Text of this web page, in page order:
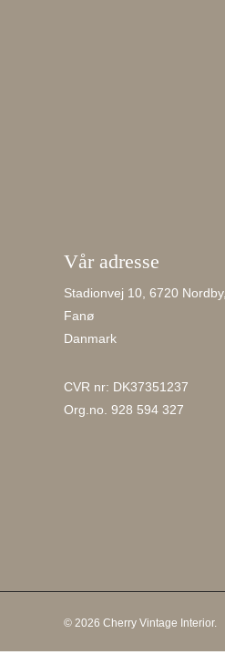
Vår adresse
Stadionvej 10, 6720 Nordby,
Fanø
Danmark
CVR nr: DK37351237
Org.no. 928 594 327
© 2026 Cherry Vintage Interior.